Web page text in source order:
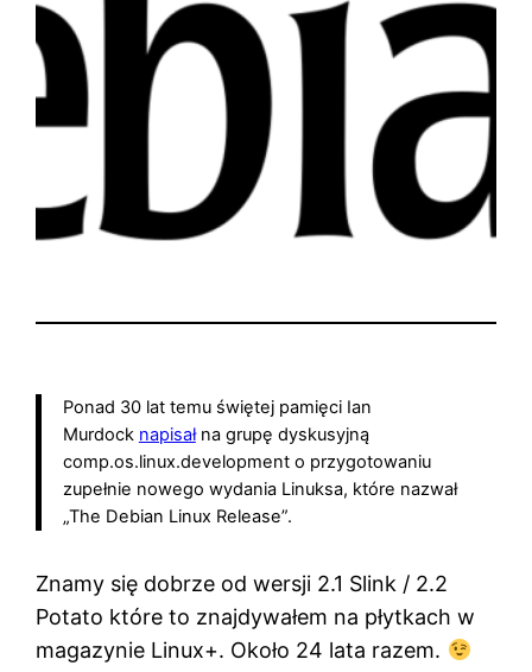
Ponad 30 lat temu świętej pamięci Ian
Murdock napisałna grupę dyskusyjną
comp.os.linux.development o przygotowaniu
zupełnie nowego wydania Linuksa, które nazwał
„The Debian Linux Release”.
Znamy się dobrze od wersji 2.1 Slink / 2.2
Potato które to znajdywałem na płytkach w
magazynie Linux+. Około 24 lata razem.